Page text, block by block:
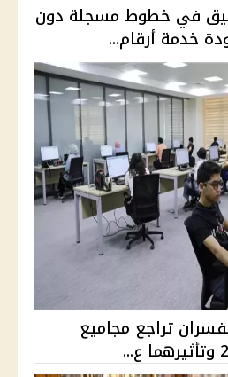
في خطوط مسجلة دون
خدمة أرقام...
تراجع مجاميع